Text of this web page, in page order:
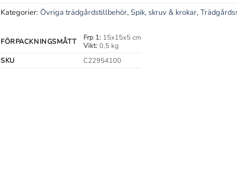
Kategorier: Övriga trädgårdstillbehör,Spik, skruv & krokar,
FÖRPACKNINGSMÅTT Frp 1:15x15x5 cm
Vikt:0,5 kg
SKU
C22954100